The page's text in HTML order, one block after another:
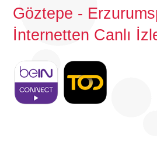
Göztepe -
İnternetten Canlı